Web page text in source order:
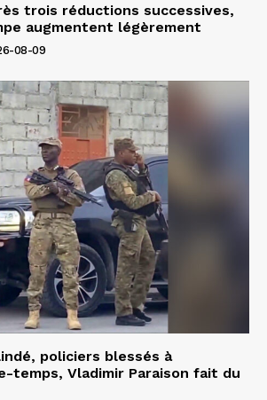
trois réductions successives,
augmentent légèrement
08-09
policiers blessés à
temps, Vladimir Paraison fait du